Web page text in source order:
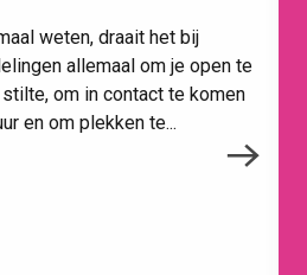
weten, draait het bij
allemaal om je open te
om in contact te komen
en om plekken te...